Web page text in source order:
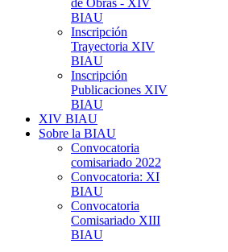
de Obras - XIV
BIAU
Inscripción
Trayectoria XIV
BIAU
Inscripción
Publicaciones XIV
BIAU
XIV BIAU
Sobre la BIAU
Convocatoria
comisariado 2022
Convocatoria: XI
BIAU
Convocatoria
Comisariado XIII
BIAU